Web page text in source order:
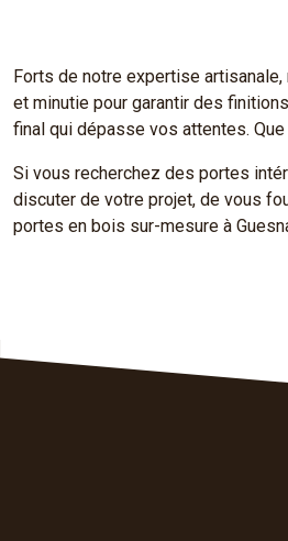
Forts de notre expertise
et minutie pour garantir des
final qui dépasse vos attentes.
Si vous recherchez des portes
discuter de votre projet, de vous
portes en bois sur-mesure à